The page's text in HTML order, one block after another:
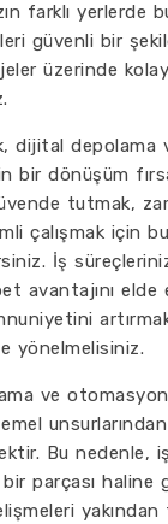
farklı yerlerde
güvenli bir
üzerinde
dijital depolama
bir dönüşüm
tutmak,
çalışmak için
İş
avantajını elde
yönelmelisiniz.
ve
Bu nedenle,
parçası haline